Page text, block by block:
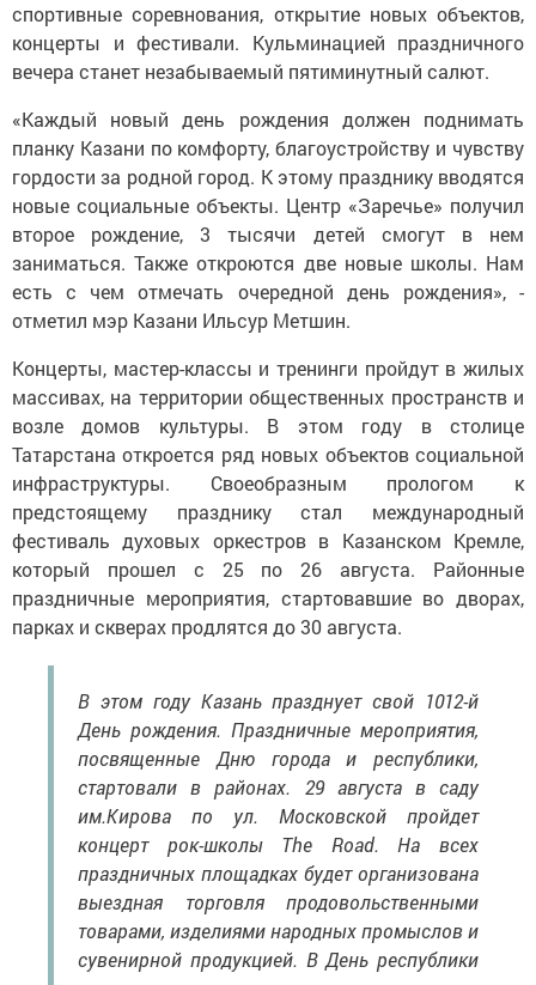
спортивные соревнования, открытие новых объектов,
концерты и фестивали. Кульминацией праздничного
вечера станет незабываемый пятиминутный салют.
«Каждый новый день рождения должен поднимать
планку Казани по комфорту, благоустройству и чувству
гордости за родной город. К этому празднику вводятся
новые социальные объекты. Центр «Заречье» получил
второе рождение, 3 тысячи детей смогут в нем
заниматься. Также откроются две новые школы. Нам
есть с чем отмечать очередной день рождения», -
отметил мэр Казани Ильсур Метшин.
Концерты, мастер-классы и тренинги пройдут в жилых
массивах, на территории общественных пространств и
возле домов культуры. В этом году в столице
Татарстана откроется ряд новых объектов социальной
инфраструктуры. Своеобразным прологом к
предстоящему празднику стал международный
фестиваль духовых оркестров в Казанском Кремле,
который прошел с 25 по 26 августа. Районные
праздничные мероприятия, стартовавшие во дворах,
парках и скверах продлятся до 30 августа.
В этом году Казань празднует свой 1012-й
День рождения. Праздничные мероприятия,
посвященные Дню города и республики,
стартовали в районах. 29 августа в саду
им.Кирова по ул. Московской пройдет
концерт рок-школы The Road. На всех
праздничных площадках будет организована
выездная торговля продовольственными
товарами, изделиями народных промыслов и
сувенирной продукцией. В День республики